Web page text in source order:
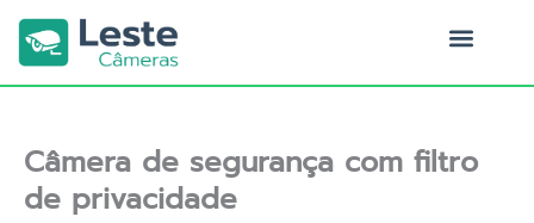
para
conteúdo
Câmera de segurança com filtro
de privacidade